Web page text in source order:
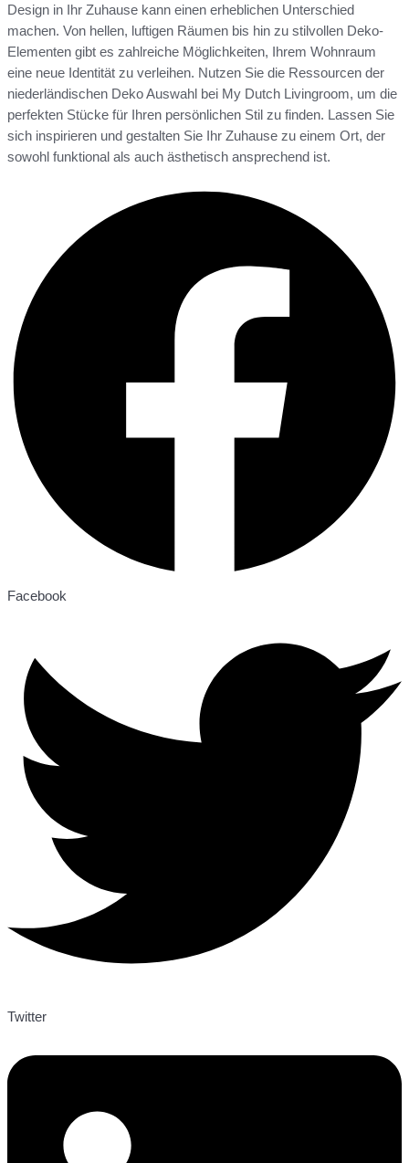
Design in Ihr Zuhause kann einen erheblichen Unterschied
machen. Von hellen, luftigen Räumen bis hin zu stilvollen Deko-
Elementen gibt es zahlreiche Möglichkeiten, Ihrem Wohnraum
eine neue Identität zu verleihen. Nutzen Sie die Ressourcen der
niederländischen Deko Auswahl bei My Dutch Livingroom, um die
perfekten Stücke für Ihren persönlichen Stil zu finden. Lassen Sie
sich inspirieren und gestalten Sie Ihr Zuhause zu einem Ort, der
sowohl funktional als auch ästhetisch ansprechend ist.
Facebook
Twitter